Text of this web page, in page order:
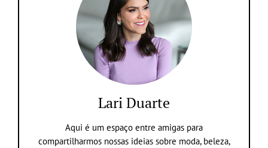
Lari Duarte
Aqui é um espaço entre amigas para
compartilharmos nossas ideias sobre moda, beleza,